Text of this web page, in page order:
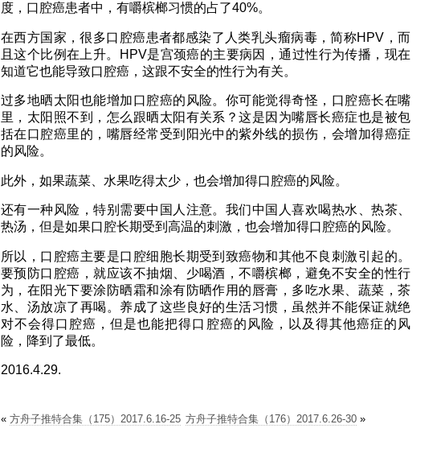
度，口腔癌患者中，有嚼槟榔习惯的占了40%。
在西方国家，很多口腔癌患者都感染了人类乳头瘤病毒，简称HPV，而
且这个比例在上升。HPV是宫颈癌的主要病因，通过性行为传播，现在
知道它也能导致口腔癌，这跟不安全的性行为有关。
过多地晒太阳也能增加口腔癌的风险。你可能觉得奇怪，口腔癌长在嘴
里，太阳照不到，怎么跟晒太阳有关系？这是因为嘴唇长癌症也是被包
括在口腔癌里的，嘴唇经常受到阳光中的紫外线的损伤，会增加得癌症
的风险。
此外，如果蔬菜、水果吃得太少，也会增加得口腔癌的风险。
还有一种风险，特别需要中国人注意。我们中国人喜欢喝热水、热茶、
热汤，但是如果口腔长期受到高温的刺激，也会增加得口腔癌的风险。
所以，口腔癌主要是口腔细胞长期受到致癌物和其他不良刺激引起的。
要预防口腔癌，就应该不抽烟、少喝酒，不嚼槟榔，避免不安全的性行
为，在阳光下要涂防晒霜和涂有防晒作用的唇膏，多吃水果、蔬菜，茶
水、汤放凉了再喝。养成了这些良好的生活习惯，虽然并不能保证就绝
对不会得口腔癌，但是也能把得口腔癌的风险，以及得其他癌症的风
险，降到了最低。
2016.4.29.
« 方舟子推特合集（175）2017.6.16-25 方舟子推特合集（176）2017.6.26-30 »